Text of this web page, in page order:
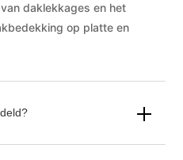
daklekkages en het
op platte en